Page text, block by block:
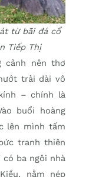
từ bãi đá cổ
Tiếp Thị
cảnh nên thơ
trải dài vô
– chính là
buổi hoàng
lên mình tấm
tranh thiên
ba ngôi nhà
nằm nép